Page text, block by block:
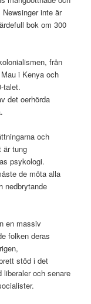
inte är
bok om 300
från
i Kenya och
talet.
det oerhörda
och
är tung
psykologi.
de möta alla
nedbrytande
en massiv
folken deras
stöd i det
och senare